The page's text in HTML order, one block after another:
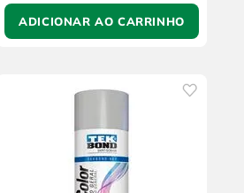
ADICIONAR AO CARRINHO